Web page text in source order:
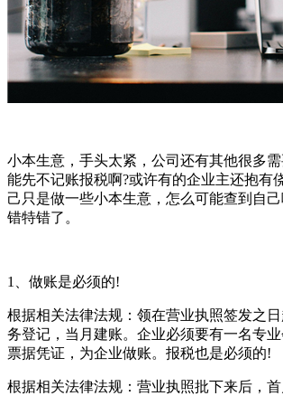
小本生意，手头太紧，公司还有其他很多
能先不记账报税啊?或许有的企业主还抱有
己只是做一些小本生意，怎么可能查到自
错特错了。
1、做账是必须的!
根据相关法律法规：领在营业执照签发之
务登记，当月建账。企业必须要有一名专
票据凭证，为企业做账。报税也是必须的!
根据相关法律法规：营业执照批下来后，